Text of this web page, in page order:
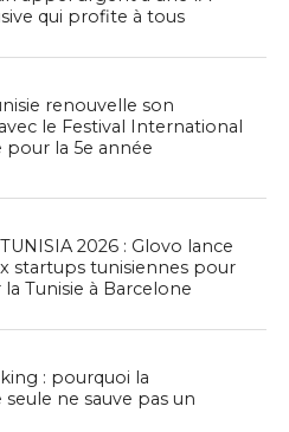
qui profite à tous
renouvelle son
le Festival International
pour la 5e année
2026 : Glovo lance
startups tunisiennes pour
Tunisie à Barcelone
: pourquoi la
ne sauve pas un